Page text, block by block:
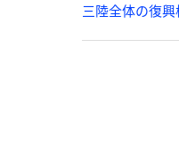
三陸全体の復